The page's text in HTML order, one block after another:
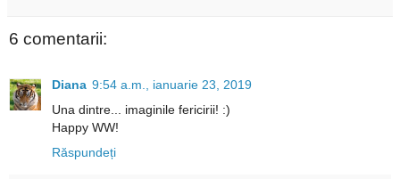
6 comentarii:
Diana 9:54 a.m., ianuarie 23, 2019
Una dintre... imaginile fericirii! :)
Happy WW!
Răspundeți